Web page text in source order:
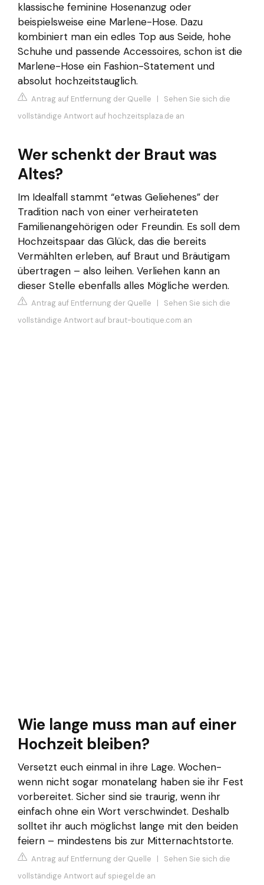
klassische feminine Hosenanzug oder
beispielsweise eine Marlene-Hose. Dazu
kombiniert man ein edles Top aus Seide, hohe
Schuhe und passende Accessoires, schon ist die
Marlene-Hose ein Fashion-Statement und
absolut hochzeitstauglich.
Antrag auf Entfernung der Quelle | Sehen Sie sich die
vollständige Antwort auf hochzeitsplaza.de an
Wer schenkt der Braut was
Altes?
Im Idealfall stammt “etwas Geliehenes” der
Tradition nach von einer verheirateten
Familienangehörigen oder Freundin. Es soll dem
Hochzeitspaar das Glück, das die bereits
Vermählten erleben, auf Braut und Bräutigam
übertragen – also leihen. Verliehen kann an
dieser Stelle ebenfalls alles Mögliche werden.
Antrag auf Entfernung der Quelle | Sehen Sie sich die
vollständige Antwort auf braut-boutique.com an
Wie lange muss man auf einer
Hochzeit bleiben?
Versetzt euch einmal in ihre Lage. Wochen-
wenn nicht sogar monatelang haben sie ihr Fest
vorbereitet. Sicher sind sie traurig, wenn ihr
einfach ohne ein Wort verschwindet. Deshalb
solltet ihr auch möglichst lange mit den beiden
feiern – mindestens bis zur Mitternachtstorte.
Antrag auf Entfernung der Quelle | Sehen Sie sich die
vollständige Antwort auf spiegel.de an